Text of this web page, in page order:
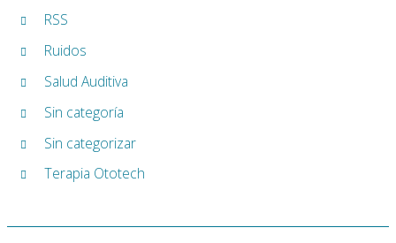
RSS
Ruidos
Salud Auditiva
Sin categoría
Sin categorizar
Terapia Ototech